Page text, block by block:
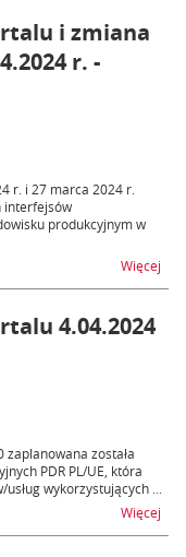
i zmiana
r. -
r. i 27 marca 2024 r.
interfejsów
produkcyjnym w
Więcej
4.04.2024
została
PDR PL/UE, która
wykorzystujących ...
Więcej